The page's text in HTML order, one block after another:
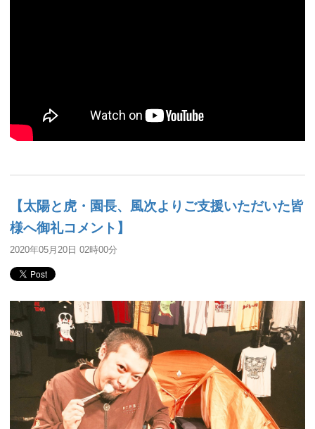
【太陽と虎・園長、風次よりご支援いただいた皆
様へ御礼コメント】
2020年05月20日 02時00分